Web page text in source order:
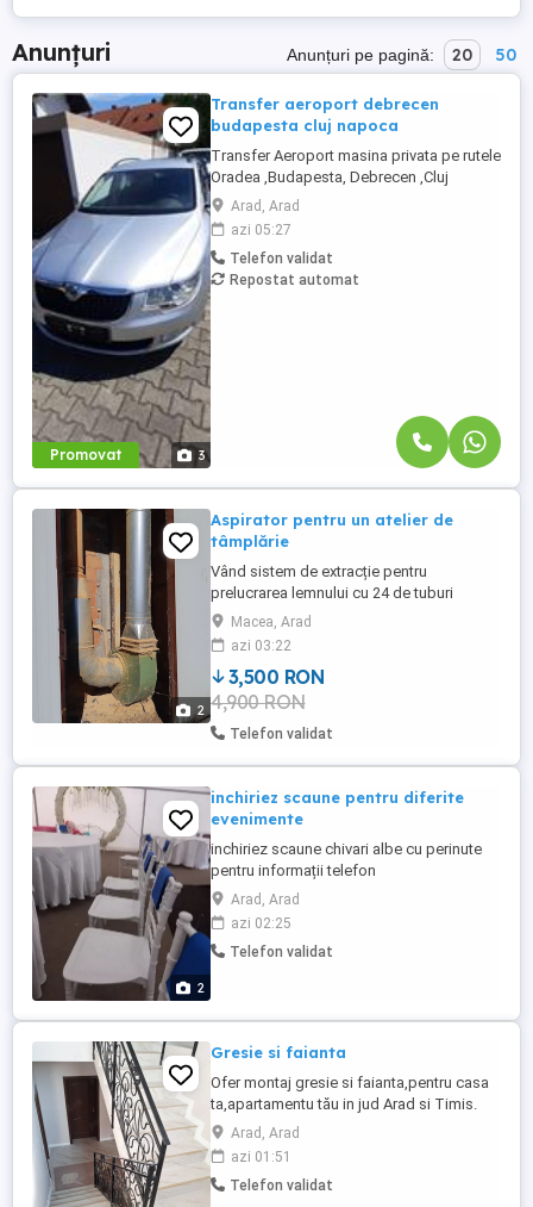
Anunțuri Anunțuri pe pagină: 20 50
Promovat 3
Transfer aeroport debrecen
budapesta cluj napoca
Transfer Aeroport masina privata pe rutele
Oradea ,Budapesta, Debrecen ,Cluj
Napoca, Târgu Mureș, Arad, Timișoara,
Satu Mare, Sibiu,Brasov Tur sau Retur. Pret
140euro toată masina . Rel. La Nr Tel.
ZERO SAPTE PARTU DOI ZERO OPT
PATRU PAT
Arad, Arad
azi 05:27
Telefon validat
Repostat automat
2
Aspirator pentru un atelier de
tâmplărie
Vând sistem de extracție pentru
prelucrarea lemnului cu 24 de tuburi
filtrante. Trifazat. Disponibil în Macea Jud
Arad. Demontarea și transportul sunt
responsabilitatea cumpărătorului.
Macea, Arad
azi 03:22
3,500 RON
4,900 RON
Telefon validat
2
inchiriez scaune pentru diferite
evenimente
inchiriez scaune chivari albe cu perinute
pentru informații telefon
Arad, Arad
azi 02:25
Telefon validat
Gresie si faianta
Ofer montaj gresie si faianta,pentru casa
ta,apartamentu tău in jud Arad si Timis.
Pentru mai multe detalii ne auzim la nr.de
telefon.
Arad, Arad
azi 01:51
Telefon validat